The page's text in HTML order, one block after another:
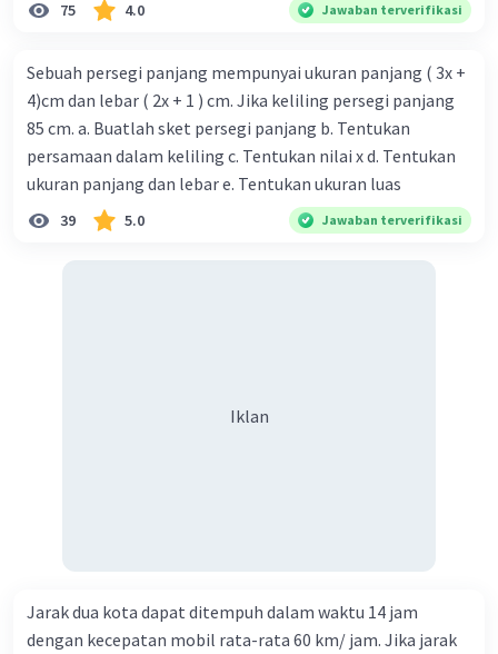
75 4.0 Jawaban terverifikasi
Sebuah persegi panjang mempunyai ukuran panjang ( 3x +
4)cm dan lebar ( 2x + 1 ) cm. Jika keliling persegi panjang
85 cm. a. Buatlah sket persegi panjang b. Tentukan
persamaan dalam keliling c. Tentukan nilai x d. Tentukan
ukuran panjang dan lebar e. Tentukan ukuran luas
39 5.0 Jawaban terverifikasi
Iklan
Jarak dua kota dapat ditempuh dalam waktu 14 jam
dengan kecepatan mobil rata-rata 60 km/ jam. Jika jarak